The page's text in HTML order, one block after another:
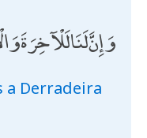
وَإِنَّ لَنَا لَلْآخِرَةَ
a Derradeira